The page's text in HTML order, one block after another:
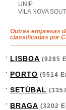
UNIP
VILA NOVA
Outras empresas
classificadas por
LISBOA (9285
PORTO (5514
SETÚBAL
BRAGA (3202